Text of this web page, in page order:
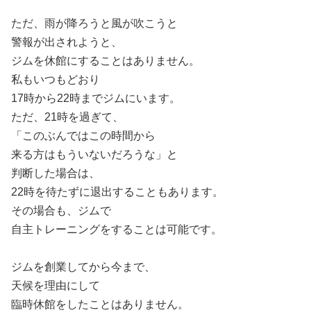
ただ、雨が降ろうと風が吹こうと
警報が出されようと、
ジムを休館にすることはありません。
私もいつもどおり
17時から22時までジムにいます。
ただ、21時を過ぎて、
「このぶんではこの時間から
来る方はもういないだろうな」と
判断した場合は、
22時を待たずに退出することもあります。
その場合も、ジムで
自主トレーニングをすることは可能です。
ジムを創業してから今まで、
天候を理由にして
臨時休館をしたことはありません。